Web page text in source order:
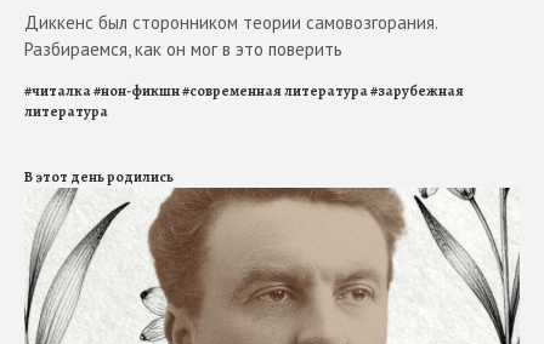
Диккенс был сторонником теории самовозгорания.
Разбираемся, как он мог в это поверить
#читалка#нон-фикшн#современная литература#зарубежная
литература
В этот день родились